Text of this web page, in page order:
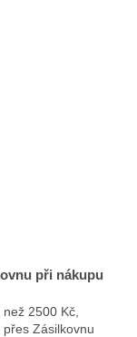
při nákupu
2500 Kč,
Zásilkovnu